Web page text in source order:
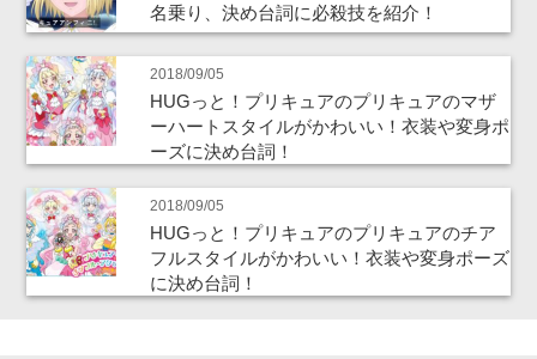
名乗り、決め台詞に必殺技を紹介！
2018/09/05
HUGっと！プリキュアのプリキュアのマザ
ーハートスタイルがかわいい！衣装や変身ポ
ーズに決め台詞！
2018/09/05
HUGっと！プリキュアのプリキュアのチア
フルスタイルがかわいい！衣装や変身ポーズ
に決め台詞！